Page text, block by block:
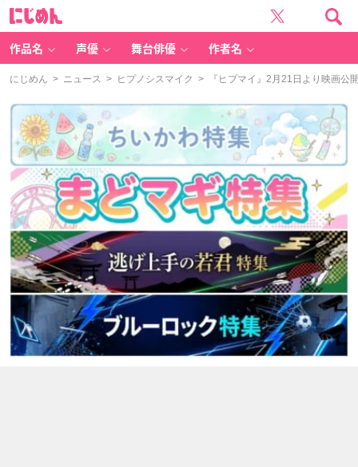
作品名 声優 舞台俳優 作者名
にじめん > ニュース > ヒプノシスマイク > 『ヒプマイ』2月21日より映画公